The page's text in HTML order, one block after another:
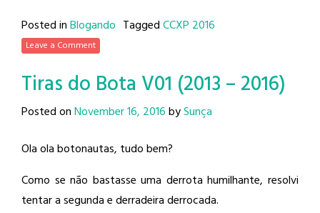
Posted inBlogando TaggedCCXP 2016
Leave a Comment
Tiras do Bota V01 (2013 – 2016)
Posted onNovember 16, 2016bySunça
Ola ola botonautas, tudo bem?
Como se não bastasse uma derrota humilhante, resolvi
tentar a segunda e derradeira derrocada.